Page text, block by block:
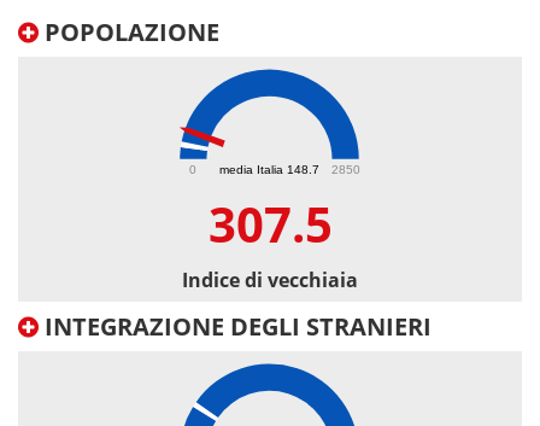
POPOLAZIONE
media Italia 148.7
0 2850
307.5
Indice di vecchiaia
INTEGRAZIONE DEGLI STRANIERI